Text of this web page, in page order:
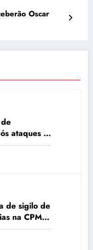
Oscar
ataques e
de sigilo de
na CPMI